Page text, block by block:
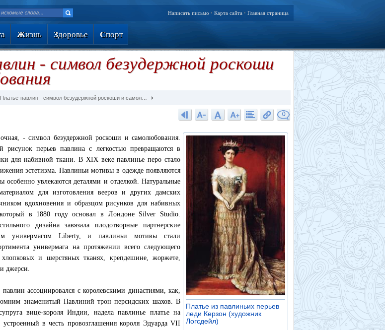
Написать письмо • Карта сайта • Главная страница
Жизнь Здоровье Спорт
- символ безудержной роскоши
Платье-павлин - символ безудержной роскоши и самол…
0
Платье из павлиньих перьев
леди Керзон (художник
Логсдейл)
- символ безудержной роскоши и самолюбования.
перьев павлина с легкостью превращаются в
для набивной ткани. В XIX веке павлинье перо стало
эстетизма. Павлиньи мотивы в одежде появляются
особенно увлекаются деталями и отделкой. Натуральные
для изготовления вееров и других дамских
вдохновения и образцом рисунков для набивных
в 1880 году основал в Лондоне Silver Studio.
дизайна завязала плодотворные партнерские
универмагом Liberty, и павлиньи мотивы стали
универмага на протяжении всего следующего
и шерстяных тканях, крепдешине, жоржете,
джерси.
ассоциировался с королевскими династиями, как,
знаменитый Павлиний трон персидских шахов. В
вице-короля Индии, надела павлинье платье на
в честь провозглашения короля Эдуарда VII